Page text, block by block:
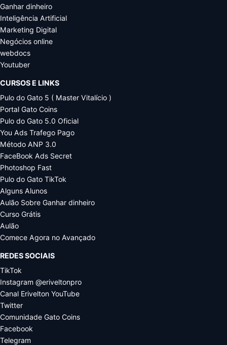
Ganhar dinheiro
Inteligência Artificial
Marketing Digital
Negócios online
webdocs
Youtuber
CURSOS E LINKS
Pulo do Gato 5 ( Master Vitalício )
Portal Gato Coins
Pulo do Gato 5.0 Oficial
You Ads Trafego Pago
Método ANP 3.0
FaceBook Ads Secret
Photoshop Fast
Pulo do Gato TikTok
Alguns Alunos
Aulão Sobre Ganhar dinheiro
Curso Grátis
Aulão
Comece Agora no Avançado
REDES SOCIAIS
TikTok
Instagram @eriveltonpro
Canal Erivelton YouTube
Twitter
Comunidade Gato Coins
Facebook
Telegram